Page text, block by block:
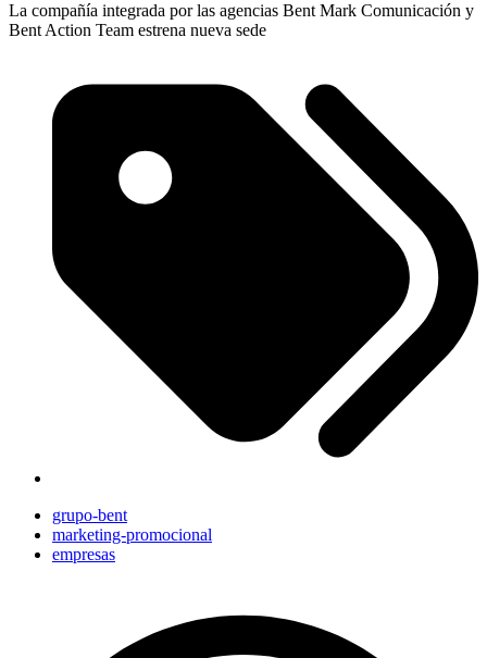
La compañía integrada por las agencias Bent Mark Comunicación y
Bent Action Team estrena nueva sede
grupo-bent
marketing-promocional
empresas